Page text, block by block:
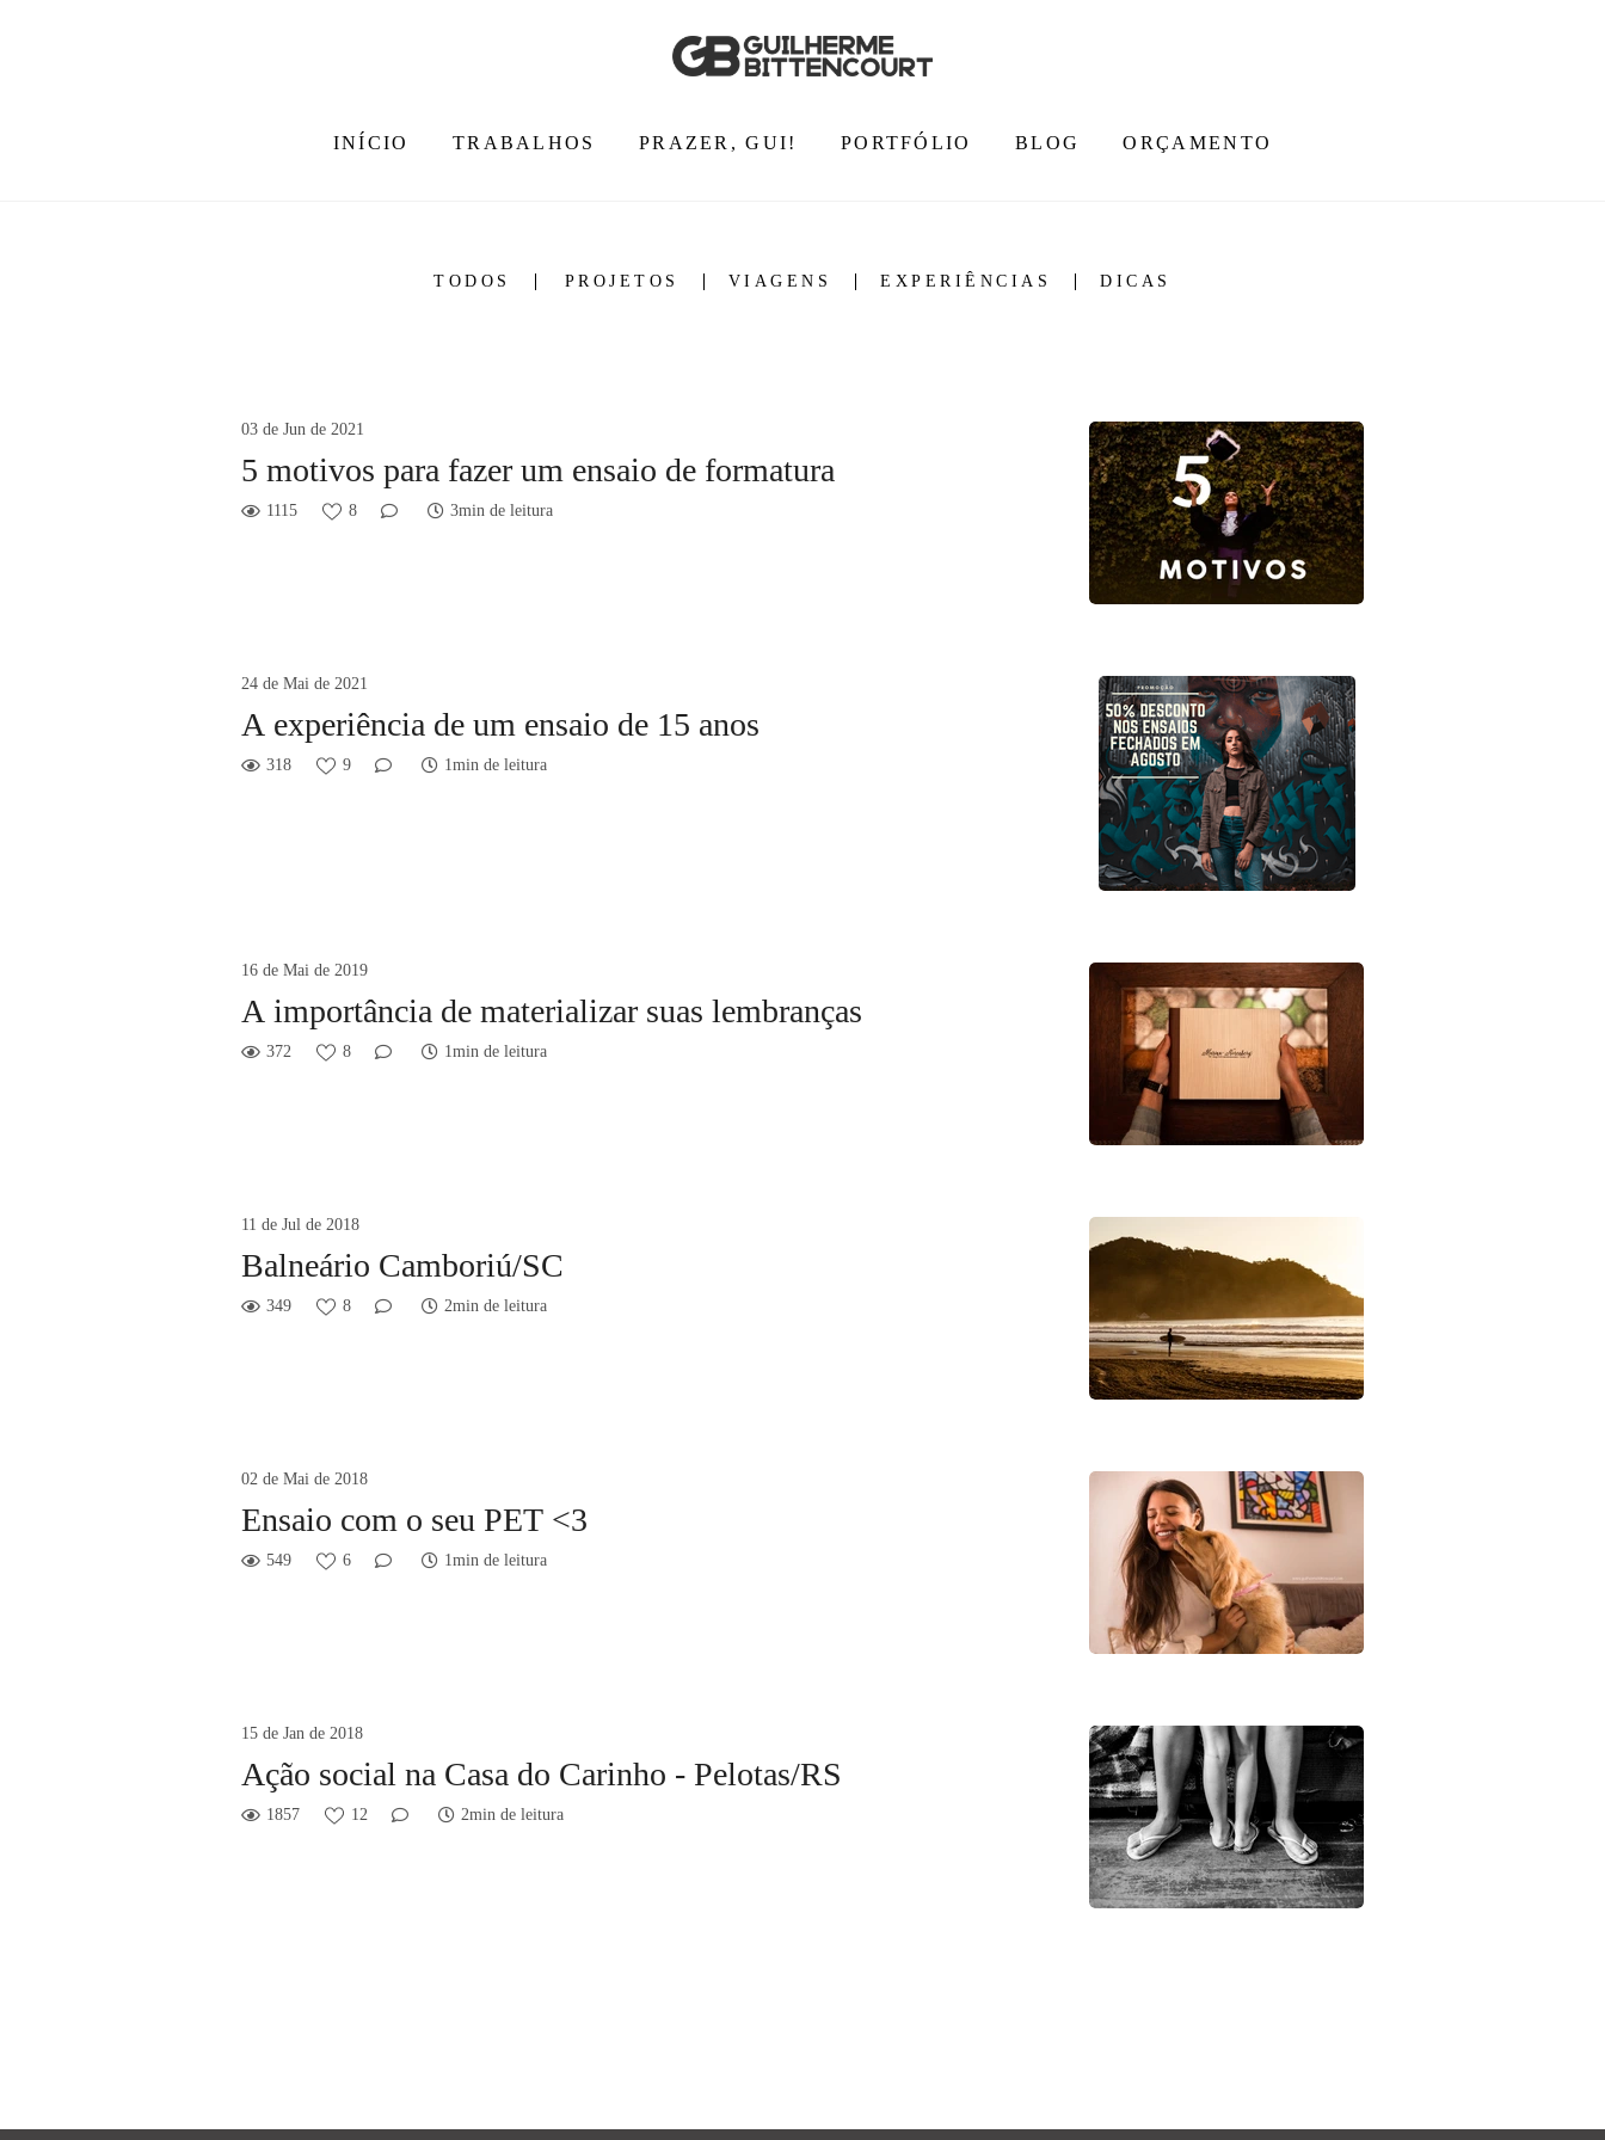
INÍCIO TRABALHOS PRAZER, GUI! PORTFÓLIO BLOG ORÇAMENTO
TODOS PROJETOS VIAGENS EXPERIÊNCIAS DICAS
03 de Jun de 2021
5 motivos para fazer um ensaio de formatura
1115 8 3min de leitura
24 de Mai de 2021
A experiência de um ensaio de 15 anos
318 9 1min de leitura
16 de Mai de 2019
A importância de materializar suas lembranças
372 8 1min de leitura
11 de Jul de 2018
Balneário Camboriú/SC
349 8 2min de leitura
02 de Mai de 2018
Ensaio com o seu PET <3
549 6 1min de leitura
15 de Jan de 2018
Ação social na Casa do Carinho - Pelotas/RS
1857 12 2min de leitura